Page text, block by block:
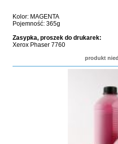
Kolor: MAGENTA
Pojemność: 365g
Zasypka, proszek do drukarek:
Xerox Phaser 7760
produkt